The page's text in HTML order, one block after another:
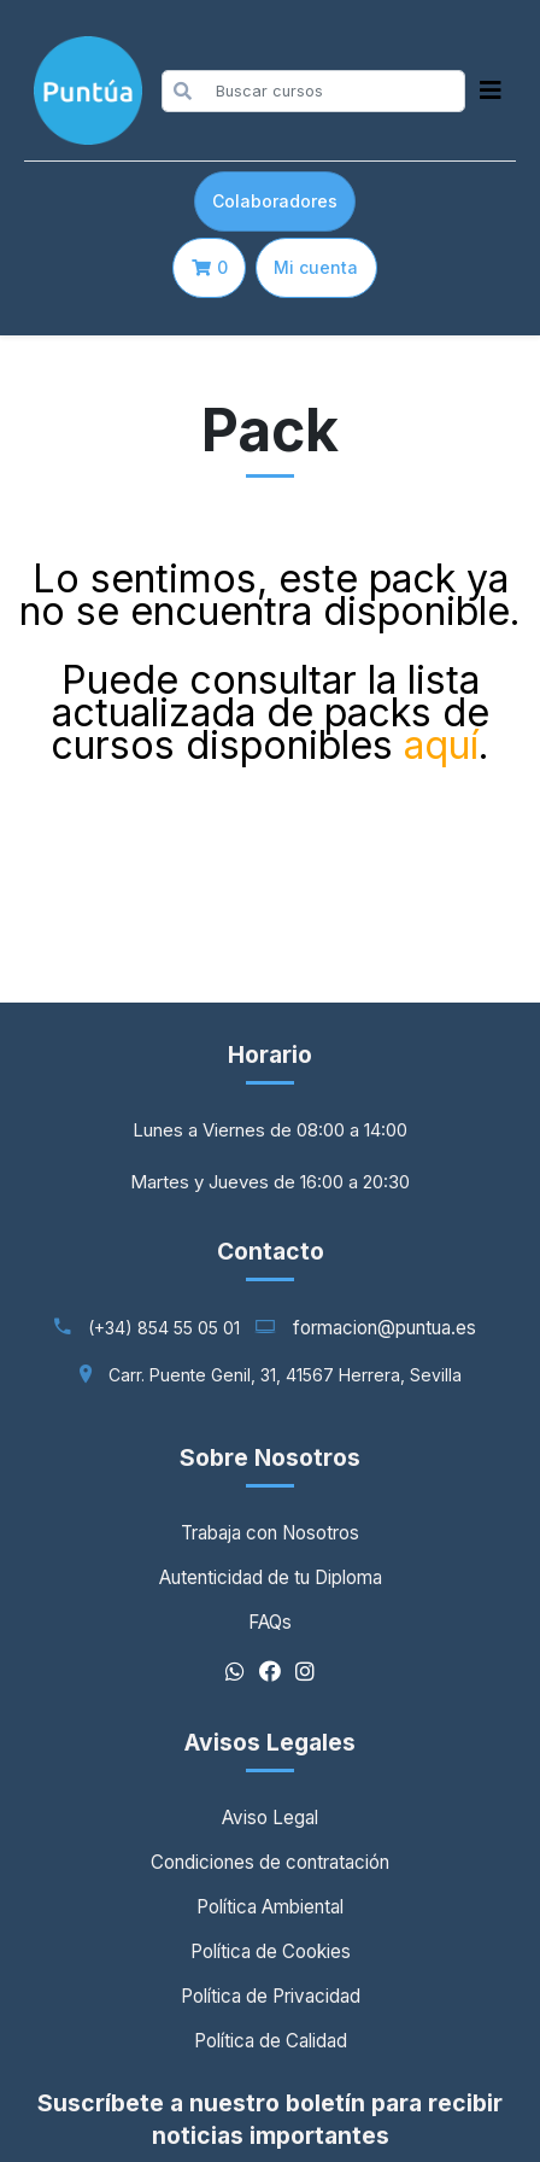
Colaboradores
0 Mi cuenta
Pack
Lo sentimos, este pack ya
no se encuentra disponible.
Puede consultar la lista
actualizada de packs de
cursos disponibles aquí.
Horario
Lunes a Viernes de 08:00 a 14:00
Martes y Jueves de 16:00 a 20:30
Contacto
(+34) 854 55 05 01 formacion@puntua.es
Carr. Puente Genil, 31, 41567 Herrera, Sevilla
Sobre Nosotros
Trabaja con Nosotros
Autenticidad de tu Diploma
FAQs
Avisos Legales
Aviso Legal
Condiciones de contratación
Política Ambiental
Política de Cookies
Política de Privacidad
Política de Calidad
Suscríbete a nuestro boletín para recibir
noticias importantes